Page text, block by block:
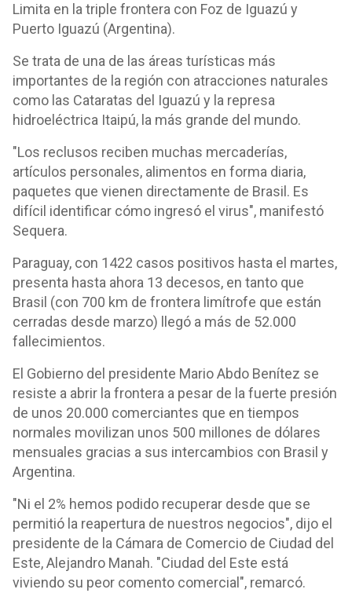
Limita en la triple frontera con Foz de Iguazú y
Puerto Iguazú (Argentina).
Se trata de una de las áreas turísticas más
importantes de la región con atracciones naturales
como las Cataratas del Iguazú y la represa
hidroeléctrica Itaipú, la más grande del mundo.
"Los reclusos reciben muchas mercaderías,
artículos personales, alimentos en forma diaria,
paquetes que vienen directamente de Brasil. Es
difícil identificar cómo ingresó el virus", manifestó
Sequera.
Paraguay, con 1422 casos positivos hasta el martes,
presenta hasta ahora 13 decesos, en tanto que
Brasil (con 700 km de frontera limítrofe que están
cerradas desde marzo) llegó a más de 52.000
fallecimientos.
El Gobierno del presidente Mario Abdo Benítez se
resiste a abrir la frontera a pesar de la fuerte presión
de unos 20.000 comerciantes que en tiempos
normales movilizan unos 500 millones de dólares
mensuales gracias a sus intercambios con Brasil y
Argentina.
"Ni el 2% hemos podido recuperar desde que se
permitió la reapertura de nuestros negocios", dijo el
presidente de la Cámara de Comercio de Ciudad del
Este, Alejandro Manah. "Ciudad del Este está
viviendo su peor comento comercial", remarcó.